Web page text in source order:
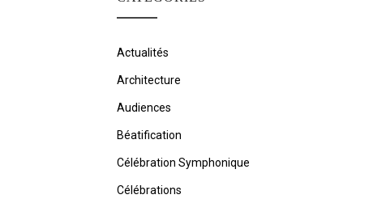
Actualités
Architecture
Audiences
Béatification
Célébration Symphonique
Célébrations